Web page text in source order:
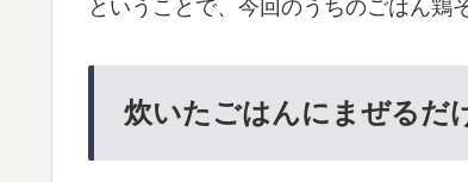
ということで、今回のうちのごはん鶏
炊いたごはんにまぜるだ